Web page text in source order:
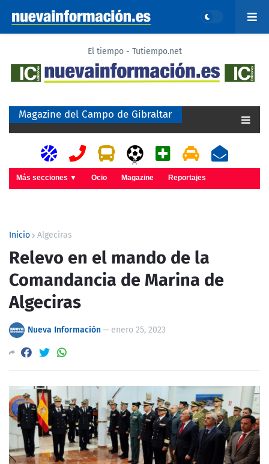
El tiempo - Tutiempo.net
Magazine del Campo de Gibraltar
A
Más secciones ▼ Ocio Magazine Reportajes
Inicio Algeciras
Relevo en el mando de la
Comandancia de Marina de
Algeciras
Nueva Información— enero 25, 2023